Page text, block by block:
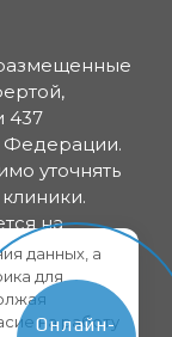
437
Федерации.
уточнять
на
Онлайн-
данных, а
для
на работу